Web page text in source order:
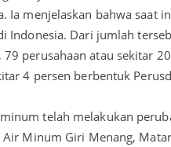
Ia menjelaskan bahwa saat
Indonesia. Dari jumlah
perusahaan atau sekitar
4 persen berbentuk
telah melakukan
Minum Giri Menang,